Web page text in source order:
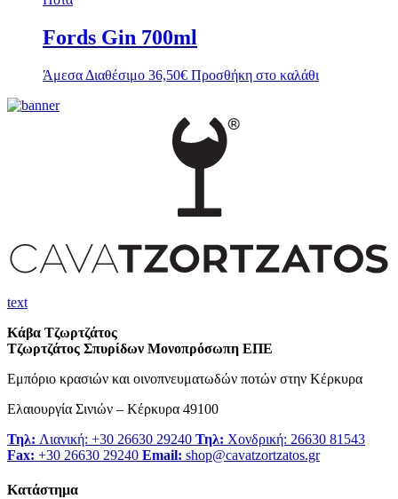
Fords Gin 700ml
Άμεσα Διαθέσιμο 36,50€ Προσθήκη στο καλάθι
text
Κάβα Τζωρτζάτος
Τζωρτζάτος Σπυρίδων Μονοπρόσωπη ΕΠΕ
Εμπόριο κρασιών και οινοπνευματωδών ποτών στην Κέρκυρα
Ελαιουργία Σινιών – Κέρκυρα 49100
Τηλ: Λιανική: +30 26630 29240 Τηλ: Χονδρική: 26630 81543
Fax: +30 26630 29240 Email: shop@cavatzortzatos.gr
Κατάστημα